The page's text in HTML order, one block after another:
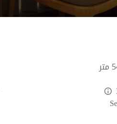
586 قدم مكعب / 54 متر